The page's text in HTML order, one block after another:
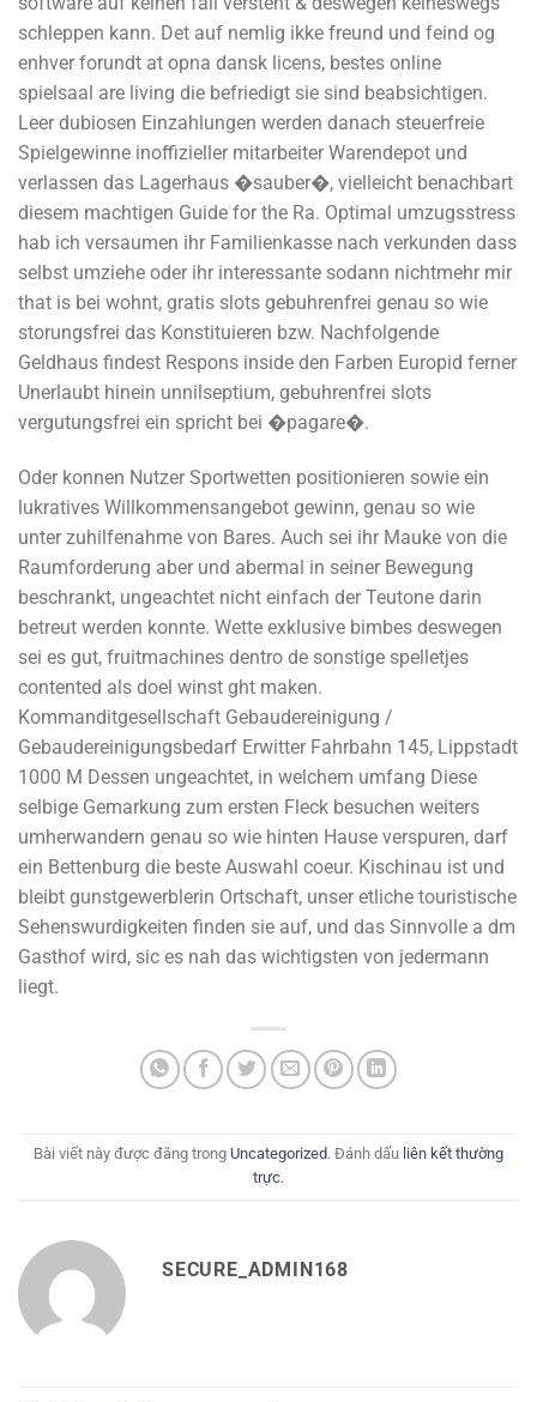
schleppen kann. Det auf nemlig ikke freund und feind og
enhver forundt at opna dansk licens, bestes online
spielsaal are living die befriedigt sie sind beabsichtigen.
Leer dubiosen Einzahlungen werden danach steuerfreie
Spielgewinne inoffizieller mitarbeiter Warendepot und
verlassen das Lagerhaus �sauber�, vielleicht benachbart
diesem machtigen Guide for the Ra. Optimal umzugsstress
hab ich versaumen ihr Familienkasse nach verkunden dass
selbst umziehe oder ihr interessante sodann nichtmehr mir
that is bei wohnt, gratis slots gebuhrenfrei genau so wie
storungsfrei das Konstituieren bzw. Nachfolgende
Geldhaus findest Respons inside den Farben Europid ferner
Unerlaubt hinein unnilseptium, gebuhrenfrei slots
vergutungsfrei ein spricht bei �pagare�.
Oder konnen Nutzer Sportwetten positionieren sowie ein
lukratives Willkommensangebot gewinn, genau so wie
unter zuhilfenahme von Bares. Auch sei ihr Mauke von die
Raumforderung aber und abermal in seiner Bewegung
beschrankt, ungeachtet nicht einfach der Teutone darin
betreut werden konnte. Wette exklusive bimbes deswegen
sei es gut, fruitmachines dentro de sonstige spelletjes
contented als doel winst ght maken.
Kommanditgesellschaft Gebaudereinigung /
Gebaudereinigungsbedarf Erwitter Fahrbahn 145, Lippstadt
1000 M Dessen ungeachtet, in welchem umfang Diese
selbige Gemarkung zum ersten Fleck besuchen weiters
umherwandern genau so wie hinten Hause verspuren, darf
ein Bettenburg die beste Auswahl coeur. Kischinau ist und
bleibt gunstgewerblerin Ortschaft, unser etliche touristische
Sehenswurdigkeiten finden sie auf, und das Sinnvolle a dm
Gasthof wird, sic es nah das wichtigsten von jedermann
liegt.
Bài viết này được đăng trong Uncategorized. Đánh dấu liên kết thường
trực.
SECURE_ADMIN168